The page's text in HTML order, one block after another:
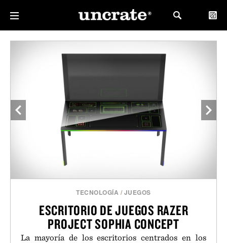
TECNOLOGÍA / JUEGOS
ESCRITORIO DE JUEGOS RAZER
PROJECT SOPHIA CONCEPT
La mayoría de los escritorios centrados en los